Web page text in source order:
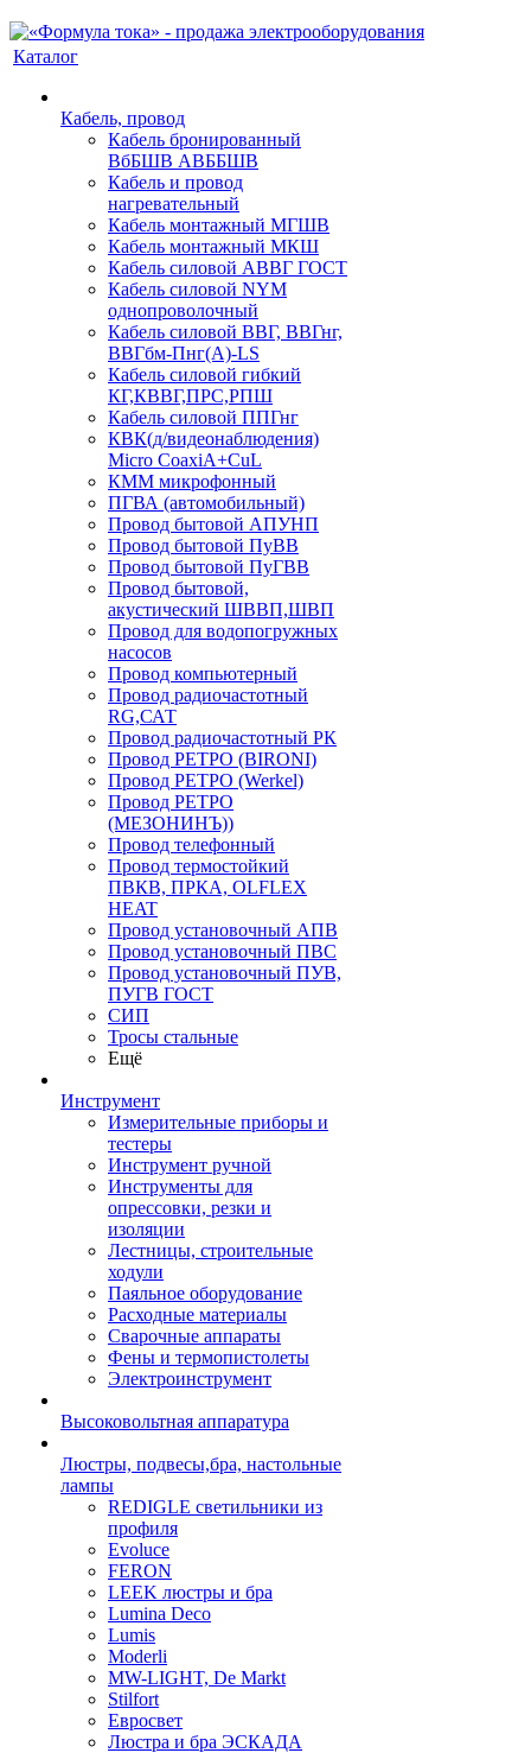
Каталог
Кабель, провод
Кабель бронированный
ВбБШВ АВББШВ
Кабель и провод
нагревательный
Кабель монтажный МГШВ
Кабель монтажный МКШ
Кабель силовой АВВГ ГОСТ
Кабель силовой NYM
однопроволочный
Кабель силовой ВВГ, ВВГнг,
ВВГбм-Пнг(А)-LS
Кабель силовой гибкий
КГ,КВВГ,ПРС,РПШ
Кабель силовой ППГнг
КВК(д/видеонаблюдения)
Micro CoaxiA+CuL
КММ микрофонный
ПГВА (автомобильный)
Провод бытовой АПУНП
Провод бытовой ПуВВ
Провод бытовой ПуГВВ
Провод бытовой,
акустический ШВВП,ШВП
Провод для водопогружных
насосов
Провод компьютерный
Провод радиочастотный
RG,САТ
Провод радиочастотный РК
Провод РЕТРО (BIRONI)
Провод РЕТРО (Werkel)
Провод РЕТРО
(МЕЗОНИНЪ))
Провод телефонный
Провод термостойкий
ПВКВ, ПРКА, OLFLEX
HEAT
Провод установочный АПВ
Провод установочный ПВС
Провод установочный ПУВ,
ПУГВ ГОСТ
СИП
Тросы стальные
Ещё
Инструмент
Измерительные приборы и
тестеры
Инструмент ручной
Инструменты для
опрессовки, резки и
изоляции
Лестницы, строительные
ходули
Паяльное оборудование
Расходные материалы
Сварочные аппараты
Фены и термопистолеты
Электроинструмент
Высоковольтная аппаратура
Люстры, подвесы,бра, настольные
лампы
REDIGLE светильники из
профиля
Evoluce
FERON
LEEK люстры и бра
Lumina Deco
Lumis
Moderli
MW-LIGHT, De Markt
Stilfort
Евросвет
Люстра и бра ЭСКАДА